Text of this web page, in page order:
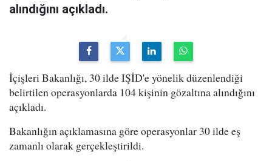
alındığını açıkladı.
İçişleri Bakanlığı, 30 ilde IŞİD'e yönelik düzenlendiği
belirtilen operasyonlarda 104 kişinin gözaltına alındığını
açıkladı.
Bakanlığın açıklamasına göre operasyonlar 30 ilde eş
zamanlı olarak gerçekleştirildi.